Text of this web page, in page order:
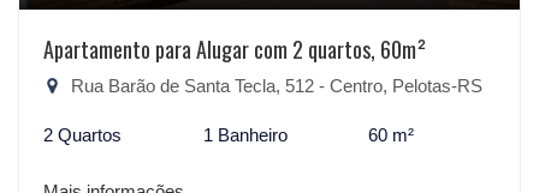
Apartamento para Alugar com 2 quartos, 60m²
Rua Barão de Santa Tecla, 512 - Centro, Pelotas-RS
2 Quartos 1 Banheiro 60 m²